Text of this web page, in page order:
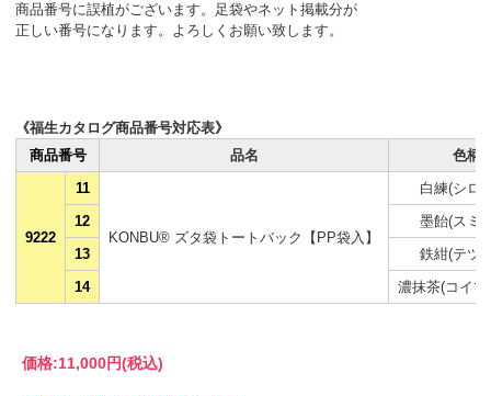
商品番号に誤植がございます。足袋やネット掲載分が
正しい番号になります。よろしくお願い致します。
《福生カタログ商品番号対応表》
商品番号
品名 色柄
9222
11
KONBU® ズタ袋トートバック【PP袋入】
白練(シロ
12
墨飴(スミ
13
鉄紺(テツ
14
濃抹茶(コイ
価格:11,000円(税込)